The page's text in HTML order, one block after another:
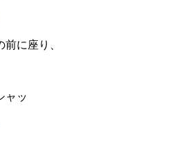
に座り、
ャッ